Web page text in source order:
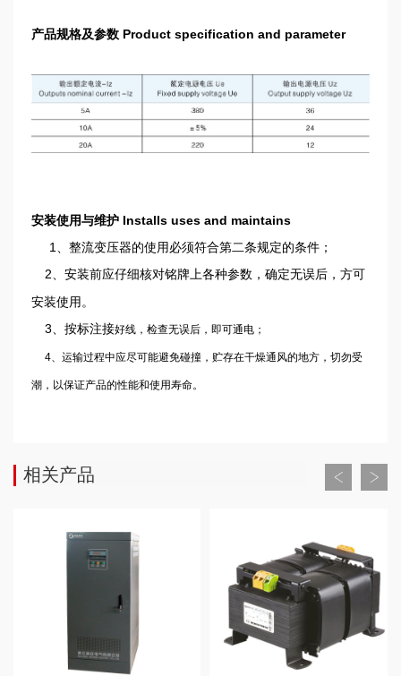
产品规格及参数 Product specification and parameter
安装使用与维护 Installs uses and maintains
1、整流变压器的使用必须符合第二条规定的条件；
2、安装前应仔细核对铭牌上各种参数，确定无误后，方可
安装使用。
3、按标注接好线，检查无误后，即可通电；
4、运输过程中应尽可能避免碰撞，贮存在干燥通风的地方，切勿受
潮，以保证产品的性能和使用寿命。
相关产品